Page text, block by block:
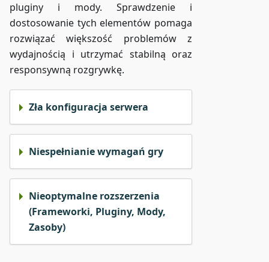
pluginy i mody. Sprawdzenie i
dostosowanie tych elementów pomaga
rozwiązać większość problemów z
wydajnością i utrzymać stabilną oraz
responsywną rozgrywkę.
Zła konfiguracja serwera
Niespełnianie wymagań gry
Nieoptymalne rozszerzenia
(Frameworki, Pluginy, Mody,
Zasoby)